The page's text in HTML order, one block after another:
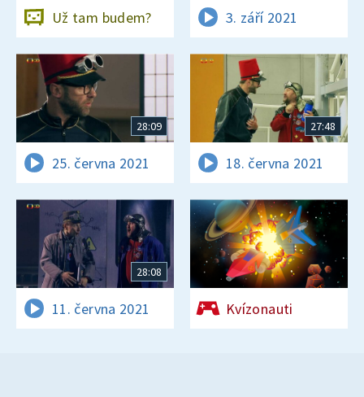
Už tam budem? 3. září 2021
28:09
25. června 2021
27:48
18. června 2021
28:08
11. června 2021 Kvízonauti